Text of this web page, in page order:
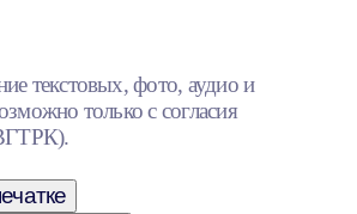
текстовых, фото, аудио и
только с согласия